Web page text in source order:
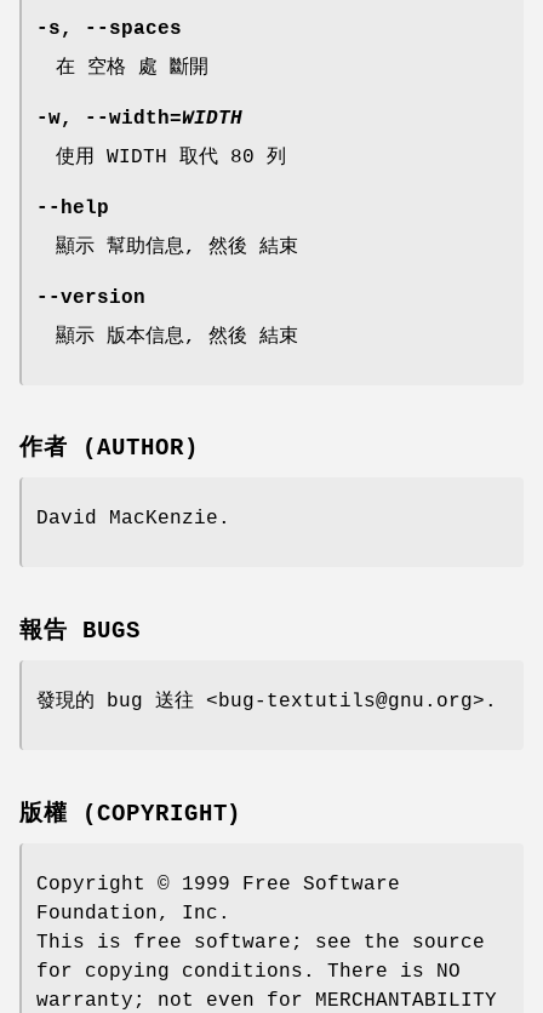
-s ,
--spaces
在 空格 處 斷開
-w, --width=WIDTH
使用 WIDTH 取代 80 列
--help
顯示 幫助信息, 然後 結束
--version
顯示 版本信息, 然後 結束
作者 (AUTHOR)
David MacKenzie.
報告 BUGS
發現的 bug 送往 <bug-textutils@gnu.org>.
版權 (COPYRIGHT)
Copyright © 1999 Free Software
Foundation, Inc.
This is free software; see the source
for copying conditions. There is NO
warranty; not even for MERCHANTABILITY